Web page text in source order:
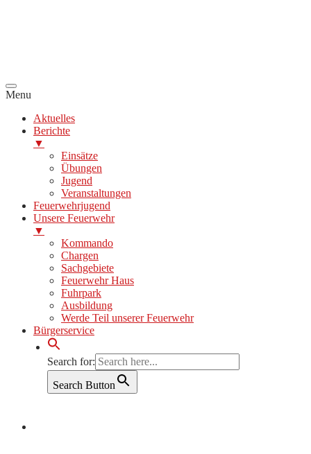
Menu
Aktuelles
Berichte
▼
Einsätze
Übungen
Jugend
Veranstaltungen
Feuerwehrjugend
Unsere Feuerwehr
▼
Kommando
Chargen
Sachgebiete
Feuerwehr Haus
Fuhrpark
Ausbildung
Werde Teil unserer Feuerwehr
Bürgerservice
Search for:
Search Button